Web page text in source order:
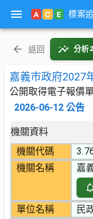
A C E 標案
返回 分析
嘉義市政府2027
公開取得電子報價
2026-06-12 公告
機關資料
機關代碼
機關名稱
嘉
單位名稱
民